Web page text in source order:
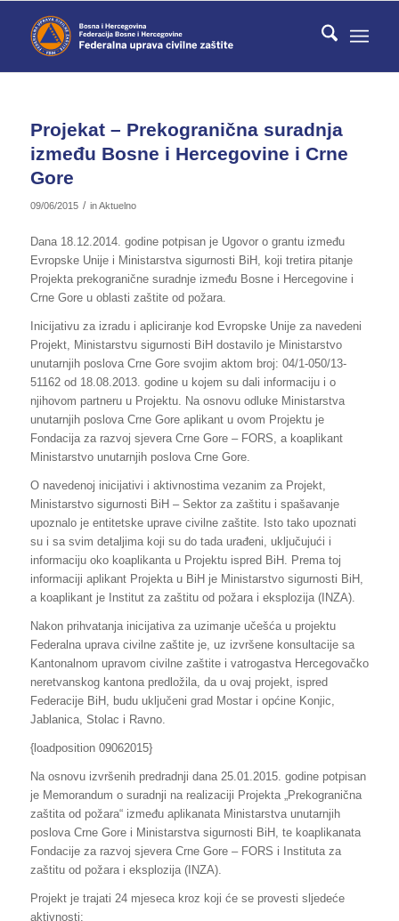
Projekat – Prekogranična suradnja
između Bosne i Hercegovine i Crne
Gore
09/06/2015 / inAktuelno
Dana 18.12.2014. godine potpisan je Ugovor o grantu između
Evropske Unije i Ministarstva sigurnosti BiH, koji tretira pitanje
Projekta prekogranične suradnje između Bosne i Hercegovine i
Crne Gore u oblasti zaštite od požara.
Inicijativu za izradu i apliciranje kod Evropske Unije za navedeni
Projekt, Ministarstvu sigurnosti BiH dostavilo je Ministarstvo
unutarnjih poslova Crne Gore svojim aktom broj: 04/1-050/13-
51162 od 18.08.2013. godine u kojem su dali informaciju i o
njihovom partneru u Projektu. Na osnovu odluke Ministarstva
unutarnjih poslova Crne Gore aplikant u ovom Projektu je
Fondacija za razvoj sjevera Crne Gore – FORS, a koaplikant
Ministarstvo unutarnjih poslova Crne Gore.
O navedenoj inicijativi i aktivnostima vezanim za Projekt,
Ministarstvo sigurnosti BiH – Sektor za zaštitu i spašavanje
upoznalo je entitetske uprave civilne zaštite. Isto tako upoznati
su i sa svim detaljima koji su do tada urađeni, uključujući i
informaciju oko koaplikanta u Projektu ispred BiH. Prema toj
informaciji aplikant Projekta u BiH je Ministarstvo sigurnosti BiH,
a koaplikant je Institut za zaštitu od požara i eksplozija (INZA).
Nakon prihvatanja inicijativa za uzimanje učešća u projektu
Federalna uprava civilne zaštite je, uz izvršene konsultacije sa
Kantonalnom upravom civilne zaštite i vatrogastva Hercegovačko
neretvanskog kantona predložila, da u ovaj projekt, ispred
Federacije BiH, budu uključeni grad Mostar i općine Konjic,
Jablanica, Stolac i Ravno.
{loadposition 09062015}
Na osnovu izvršenih predradnji dana 25.01.2015. godine potpisan
je Memorandum o suradnji na realizaciji Projekta „Prekogranična
zaštita od požara“ između aplikanata Ministarstva unutarnjih
poslova Crne Gore i Ministarstva sigurnosti BiH, te koaplikanata
Fondacije za razvoj sjevera Crne Gore – FORS i Instituta za
zaštitu od požara i eksplozija (INZA).
Projekt je trajati 24 mjeseca kroz koji će se provesti sljedeće
aktivnosti: